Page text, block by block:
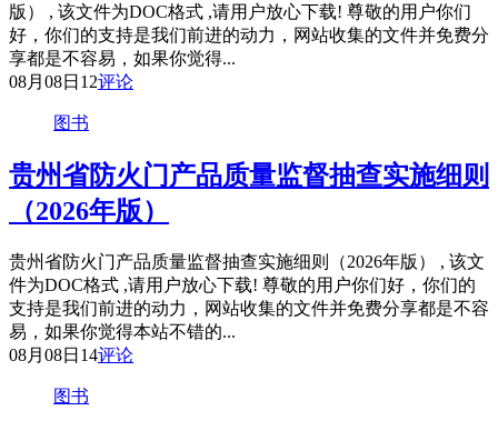
版） , 该文件为DOC格式 ,请用户放心下载! 尊敬的用户你们
好，你们的支持是我们前进的动力，网站收集的文件并免费分
享都是不容易，如果你觉得...
08月08日 12评论
图书
贵州省防火门产品质量监督抽查实施细则
（2026年版）
贵州省防火门产品质量监督抽查实施细则（2026年版） , 该文
件为DOC格式 ,请用户放心下载! 尊敬的用户你们好，你们的
支持是我们前进的动力，网站收集的文件并免费分享都是不容
易，如果你觉得本站不错的...
08月08日 14评论
图书